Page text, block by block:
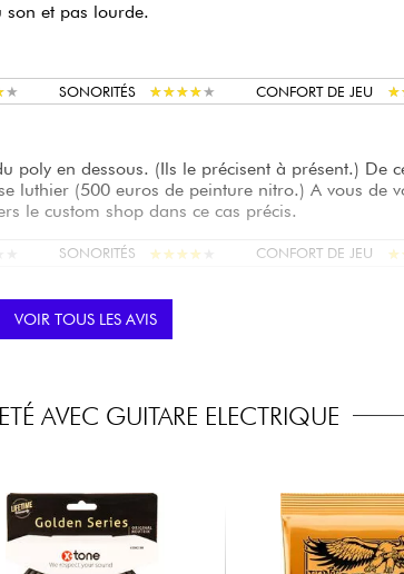
son et pas lourde.
★
★ SONORITÉS ★★★★★
★★★★★ CONFORT DE JEU ★
★
poly en dessous. (Ils le précisent à présent.) De
luthier (500 euros de peinture nitro.) A vous de
le custom shop dans ce cas précis.
SONORITÉS ★★★★
★★★★ CONFORT DE JEU ★
★
Todas las características que nos gustan a los
VOIR TOUS LES AVIS
AVEC GUITARE ELECTRIQUE